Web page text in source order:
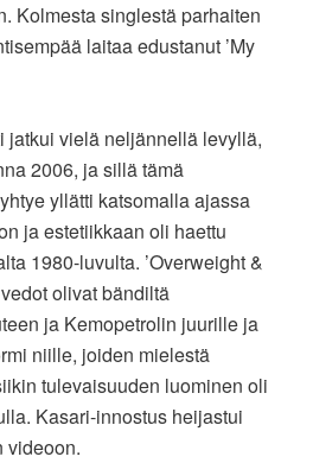
Kolmesta singlestä parhaiten
laitaa edustanut ’My
jatkui vielä neljännellä levyllä,
2006, ja sillä tämä
yllätti katsomalla ajassa
ja estetiikkaan oli haettu
1980-luvulta. ’Overweight &
olivat bändiltä
ja Kemopetrolin juurille ja
niille, joiden mielestä
tulevaisuuden luominen oli
Kasari-innostus heijastui
videoon.